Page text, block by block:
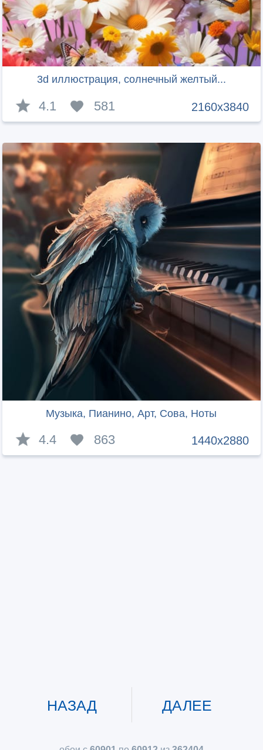
3d иллюстрация, солнечный желтый...
2160x3840
4.1 581
Музыка, Пианино, Арт, Сова, Ноты
1440x2880
4.4 863
НАЗАД ДАЛЕЕ